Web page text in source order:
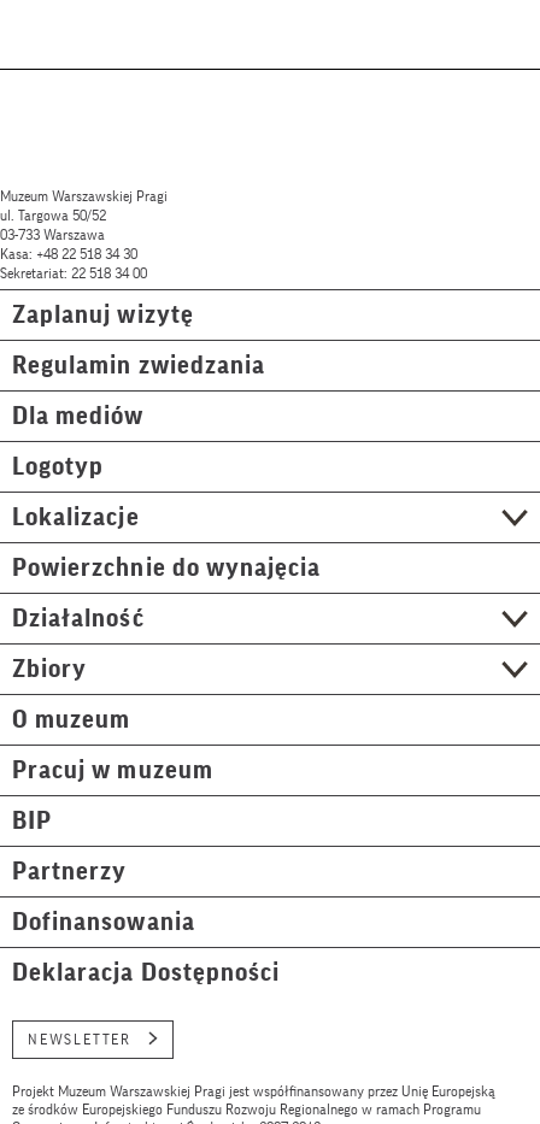
Muzeum Warszawskiej Pragi
ul. Targowa 50/52
03-733 Warszawa
Kasa: +48 22 518 34 30
Sekretariat: 22 518 34 00
Zaplanuj wizytę
Regulamin zwiedzania
Dla mediów
Logotyp
Lokalizacje
Powierzchnie do wynajęcia
Działalność
Zbiory
O muzeum
Pracuj w muzeum
BIP
Partnerzy
Dofinansowania
Deklaracja Dostępności
NEWSLETTER
Projekt Muzeum Warszawskiej Pragi jest współfinansowany przez Unię Europejską
ze środków Europejskiego Funduszu Rozwoju Regionalnego w ramach Programu